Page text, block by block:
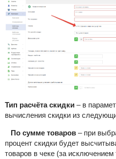
Тип расчёта скидки – в
вычисления скидки из
По сумме товаров– при
процент скидки будет
товаров в чеке (за исключением